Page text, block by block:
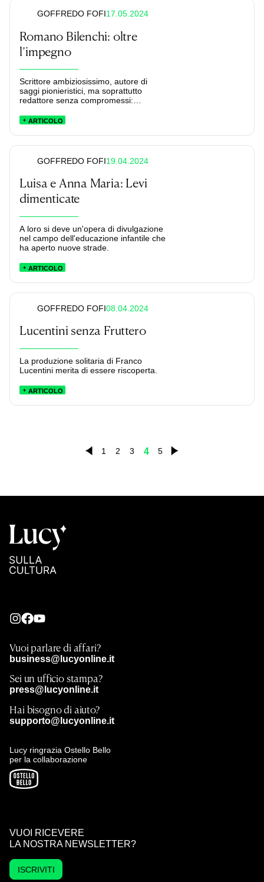
GOFFREDO FOFI17.05.2024
Romano Bilenchi: oltre
l’impegno
Scrittore ambiziosissimo, autore di
saggi pionieristici, ma soprattutto
redattore senza compromessi:
vita culturale italiana del secolo scorso
messo da parte.
ARTICOLO
GOFFREDO FOFI19.04.2024
Luisa e Anna Maria: Levi
dimenticate
A loro si deve un'opera di divulgazione
nel campo dell'educazione infantile che
ha aperto nuove strade.
ARTICOLO
GOFFREDO FOFI08.04.2024
Lucentini senza Fruttero
La produzione solitaria di Franco
Lucentini merita di essere riscoperta.
ARTICOLO
1 2 3 4 5
Vuoi parlare di affari?
business@lucyonline.it
Sei un ufficio stampa?
press@lucyonline.it
Hai bisogno di aiuto?
supporto@lucyonline.it
Lucy ringrazia Ostello Bello
per la collaborazione
VUOI RICEVERE
LA NOSTRA NEWSLETTER?
ISCRIVITI